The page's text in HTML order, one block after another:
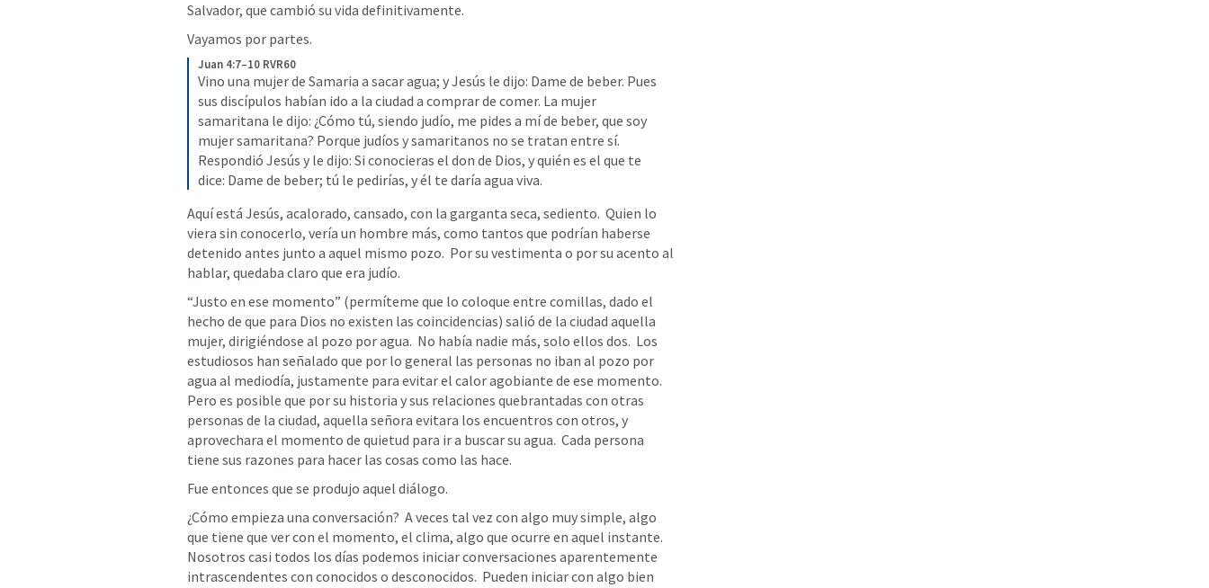
Salvador, que cambió su vida definitivamente.
Vayamos por partes.
Juan 4:7–10 RVR60
Vino una mujer de Samaria a sacar agua; y Jesús le dijo: Dame de beber. Pues
sus discípulos habían ido a la ciudad a comprar de comer. La mujer
samaritana le dijo: ¿Cómo tú, siendo judío, me pides a mí de beber, que soy
mujer samaritana? Porque judíos y samaritanos no se tratan entre sí.
Respondió Jesús y le dijo: Si conocieras el don de Dios, y quién es el que te
dice: Dame de beber; tú le pedirías, y él te daría agua viva.
Aquí está Jesús, acalorado, cansado, con la garganta seca, sediento.  Quien lo
viera sin conocerlo, vería un hombre más, como tantos que podrían haberse
detenido antes junto a aquel mismo pozo.  Por su vestimenta o por su acento al
hablar, quedaba claro que era judío.
“Justo en ese momento” (permíteme que lo coloque entre comillas, dado el
hecho de que para Dios no existen las coincidencias) salió de la ciudad aquella
mujer, dirigiéndose al pozo por agua.  No había nadie más, solo ellos dos.  Los
estudiosos han señalado que por lo general las personas no iban al pozo por
agua al mediodía, justamente para evitar el calor agobiante de ese momento.
Pero es posible que por su historia y sus relaciones quebrantadas con otras
personas de la ciudad, aquella señora evitara los encuentros con otros, y
aprovechara el momento de quietud para ir a buscar su agua.  Cada persona
tiene sus razones para hacer las cosas como las hace.
Fue entonces que se produjo aquel diálogo.
¿Cómo empieza una conversación?  A veces tal vez con algo muy simple, algo
que tiene que ver con el momento, el clima, algo que ocurre en aquel instante.
Nosotros casi todos los días podemos iniciar conversaciones aparentemente
intrascendentes con conocidos o desconocidos.  Pueden iniciar con algo bien